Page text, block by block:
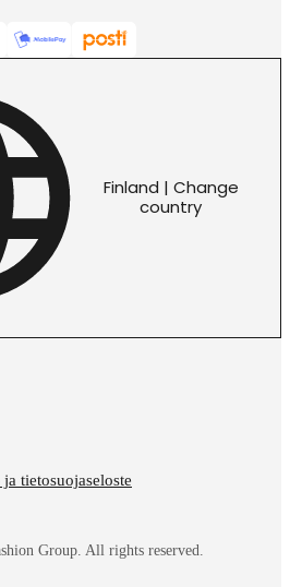
Finland | Change
country
Group. All rights reserved.
tietosuojaseloste